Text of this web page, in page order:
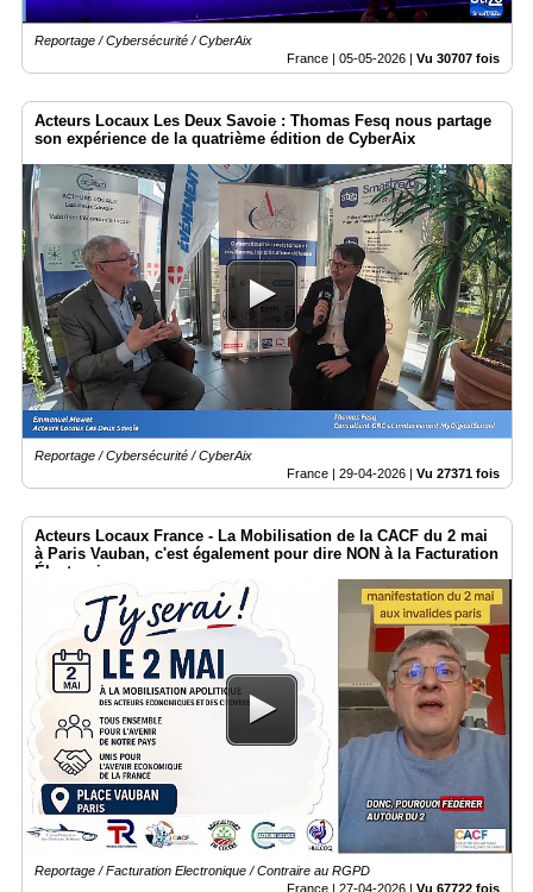
Reportage / Cybersécurité / CyberAix
France | 05-05-2026 | Vu 30707 fois
Acteurs Locaux Les Deux Savoie : Thomas Fesq nous partage
son expérience de la quatrième édition de CyberAix
Reportage / Cybersécurité / CyberAix
France | 29-04-2026 | Vu 27371 fois
Acteurs Locaux France - La Mobilisation de la CACF du 2 mai
à Paris Vauban, c'est également pour dire NON à la Facturation
Électronique
Reportage / Facturation Electronique / Contraire au RGPD
France | 27-04-2026 Vu 67722 fois